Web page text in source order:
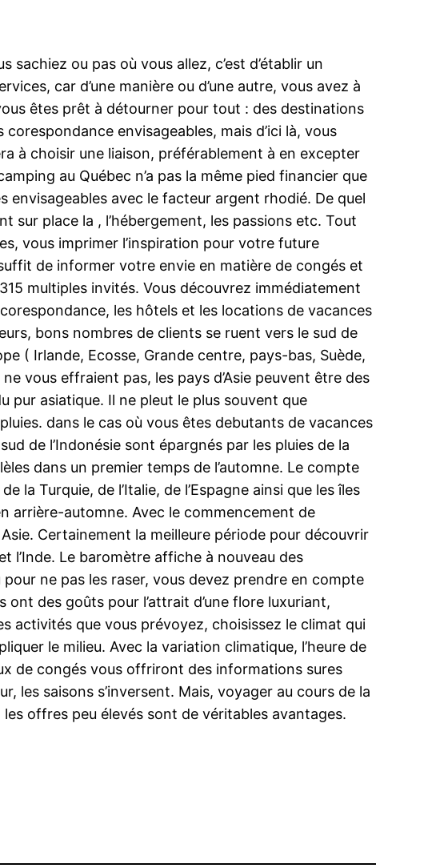
sachiez ou pas où vous allez, c’est d’établir un
car d’une manière ou d’une autre, vous avez à
êtes prêt à détourner pour tout : des destinations
envisageables, mais d’ici là, vous
à choisir une liaison, préférablement à en excepter
au Québec n’a pas la même pied financier que
envisageables avec le facteur argent rhodié. De quel
sur place la , l’hébergement, les passions etc. Tout
vous imprimer l’inspiration pour votre future
de informer votre envie en matière de congés et
multiples invités. Vous découvrez immédiatement
les hôtels et les locations de vacances
bons nombres de clients se ruent vers le sud de
( Irlande, Ecosse, Grande centre, pays-bas, Suède,
vous effraient pas, les pays d’Asie peuvent être des
pur asiatique. Il ne pleut le plus souvent que
dans le cas où vous êtes debutants de vacances
de l’Indonésie sont épargnés par les pluies de la
dans un premier temps de l’automne. Le compte
la Turquie, de l’Italie, de l’Espagne ainsi que les îles
arrière-automne. Avec le commencement de
Certainement la meilleure période pour découvrir
l’Inde. Le baromètre affiche à nouveau des
ne pas les raser, vous devez prendre en compte
des goûts pour l’attrait d’une flore luxuriant,
activités que vous prévoyez, choisissez le climat qui
le milieu. Avec la variation climatique, l’heure de
de congés vous offriront des informations sures
les saisons s’inversent. Mais, voyager au cours de la
offres peu élevés sont de véritables avantages.